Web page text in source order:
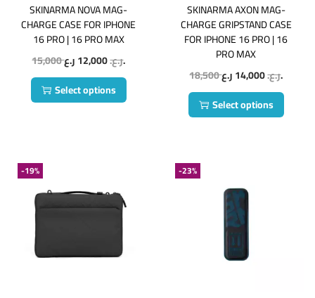
SKINARMA NOVA MAG-
CHARGE CASE FOR IPHONE
16 PRO | 16 PRO MAX
15,000
ر.ع.12,000
ر.ع.
Select options
SKINARMA AXON MAG-
CHARGE GRIPSTAND CASE
FOR IPHONE 16 PRO | 16
PRO MAX
18,500
ر.ع.14,000
ر.ع.
Select options
-19% -23%